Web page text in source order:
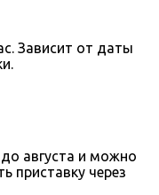
Зависит от даты
августа и можно
приставку через